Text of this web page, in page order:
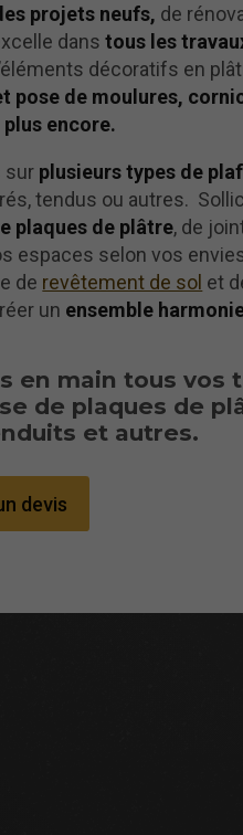
projets neufs, de
danstous les
décoratifs en
pose de moulures,
encore.
sur plusieurs types de
tendus ou autres.
plaques de plâtre, de
espaces selon vos
de revêtement de sol et
un ensemble
en main tous vos
de plaques de
et autres.
devis